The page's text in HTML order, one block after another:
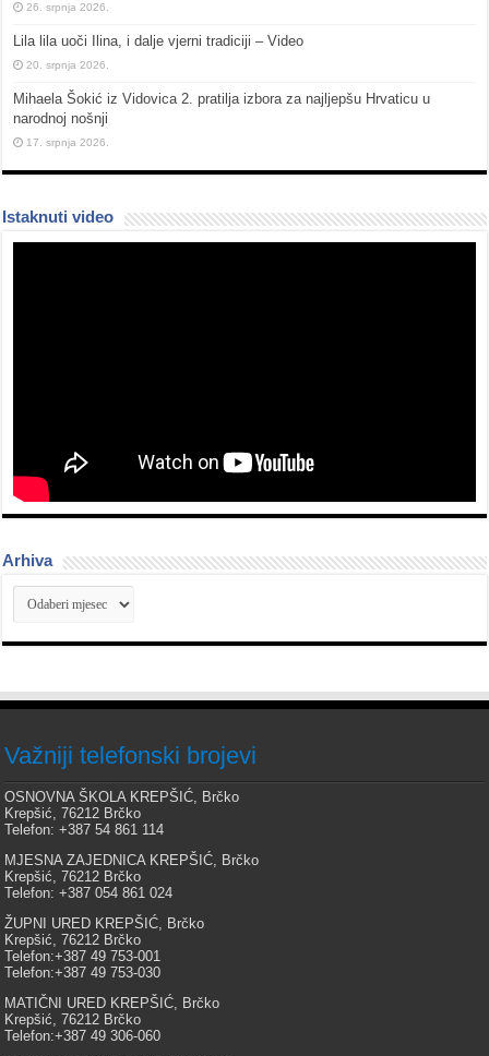
26. srpnja 2026.
Lila lila uoči Ilina, i dalje vjerni tradiciji – Video
20. srpnja 2026.
Mihaela Šokić iz Vidovica 2. pratilja izbora za najljepšu Hrvaticu u
narodnoj nošnji
17. srpnja 2026.
Istaknuti video
Arhiva
Arhiva
Važniji telefonski brojevi
OSNOVNA ŠKOLA KREPŠIĆ, Brčko
Krepšić, 76212 Brčko
Telefon: +387 54 861 114
MJESNA ZAJEDNICA KREPŠIĆ, Brčko
Krepšić, 76212 Brčko
Telefon: +387 054 861 024
ŽUPNI URED KREPŠIĆ, Brčko
Krepšić, 76212 Brčko
Telefon:+387 49 753-001
Telefon:+387 49 753-030
MATIČNI URED KREPŠIĆ, Brčko
Krepšić, 76212 Brčko
Telefon:+387 49 306-060